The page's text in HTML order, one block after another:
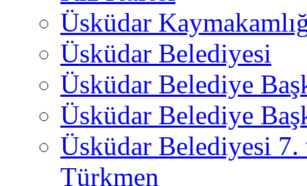
Üsküdar
Üsküdar Belediyesi
Üsküdar Belediye
Üsküdar Belediye
Üsküdar Belediyesi
Türkmen